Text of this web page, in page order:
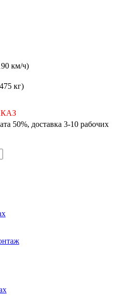
км/ч)
кг)
50%, доставка 3-10 рабочих